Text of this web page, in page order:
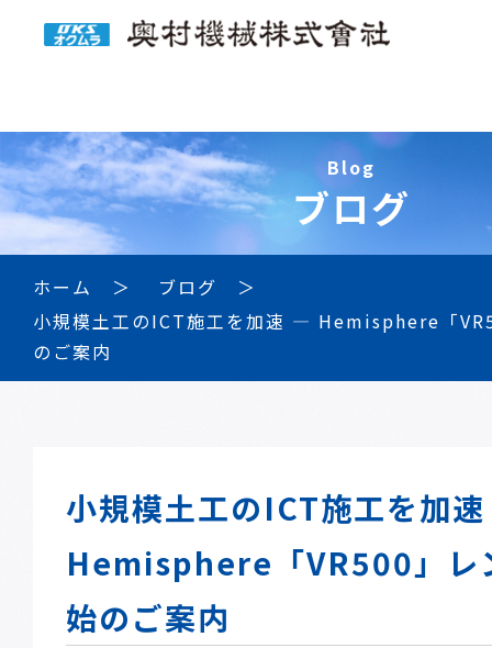
Blog
ブログ
ホーム
ブログ
小規模土工のICT施工を加速 ― Hemisphere「
のご案内
小規模土工のICT施工を加
Hemisphere「VR500」レ
始のご案内